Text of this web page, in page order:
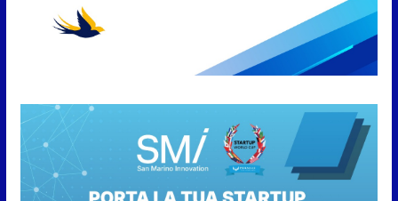
Leggende e storie del Titano”:
l’inequivocabile successo di
pubblico e di partecipazione
6 Agosto 2026